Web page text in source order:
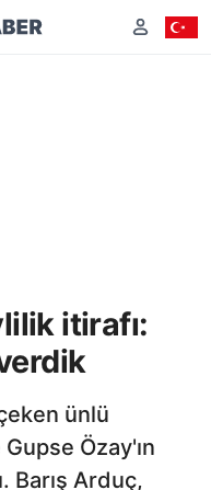
itirafı:
ünlü
Özay'ın
Barış Arduç,